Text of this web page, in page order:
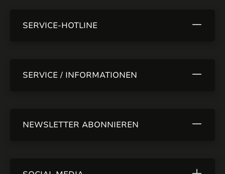
SERVICE-HOTLINE
SERVICE / INFORMATIONEN
NEWSLETTER ABONNIEREN